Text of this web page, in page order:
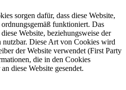
sorgen dafür, dass diese Website,
funktioniert. Das
Website, beziehungsweise der
Diese Art von Cookies wird
der Website verwendet (First Party
die in den Cookies
diese Website gesendet.